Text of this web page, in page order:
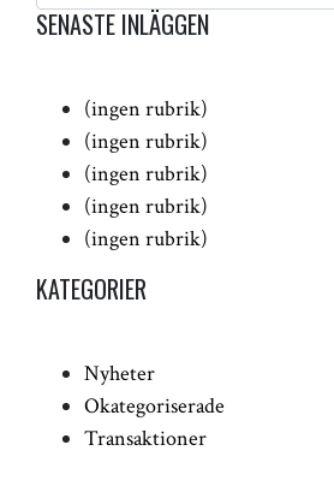
SENASTE INLÄGGEN
(ingen rubrik)
(ingen rubrik)
(ingen rubrik)
(ingen rubrik)
(ingen rubrik)
KATEGORIER
Nyheter
Okategoriserade
Transaktioner